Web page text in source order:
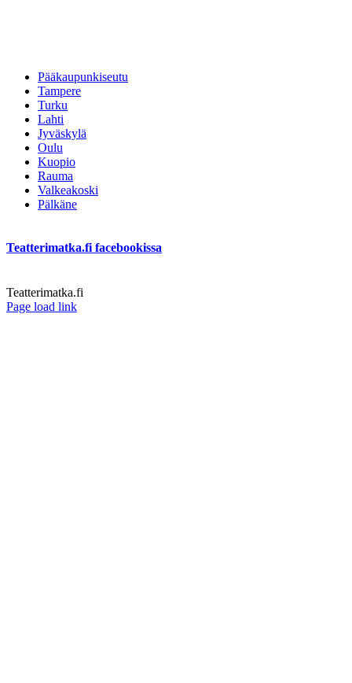
Pääkaupunkiseutu
Tampere
Turku
Lahti
Jyväskylä
Oulu
Kuopio
Rauma
Valkeakoski
Pälkäne
Teatterimatka.fi facebookissa
Teatterimatka.fi
Facebook
Page load link